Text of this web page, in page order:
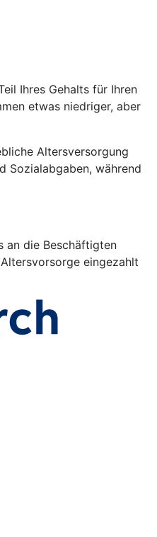
Ihres Gehalts für Ihren
etwas niedriger, aber
Altersversorgung
Sozialabgaben, während
an die Beschäftigten
eingezahlt